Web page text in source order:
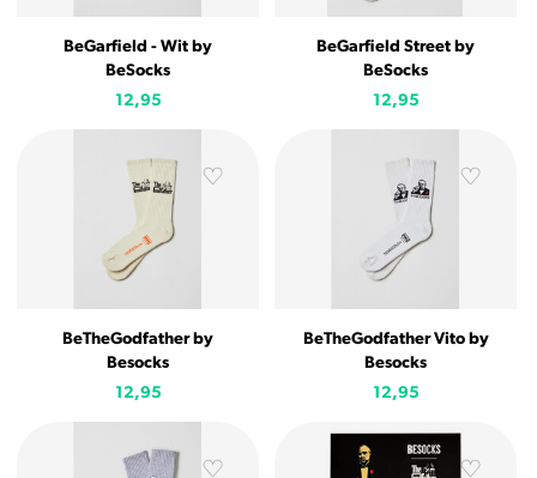
BeGarfield - Wit by
BeSocks
12,95
BeGarfield Street by
BeSocks
12,95
BeTheGodfather by
Besocks
12,95
BeTheGodfather Vito by
Besocks
12,95